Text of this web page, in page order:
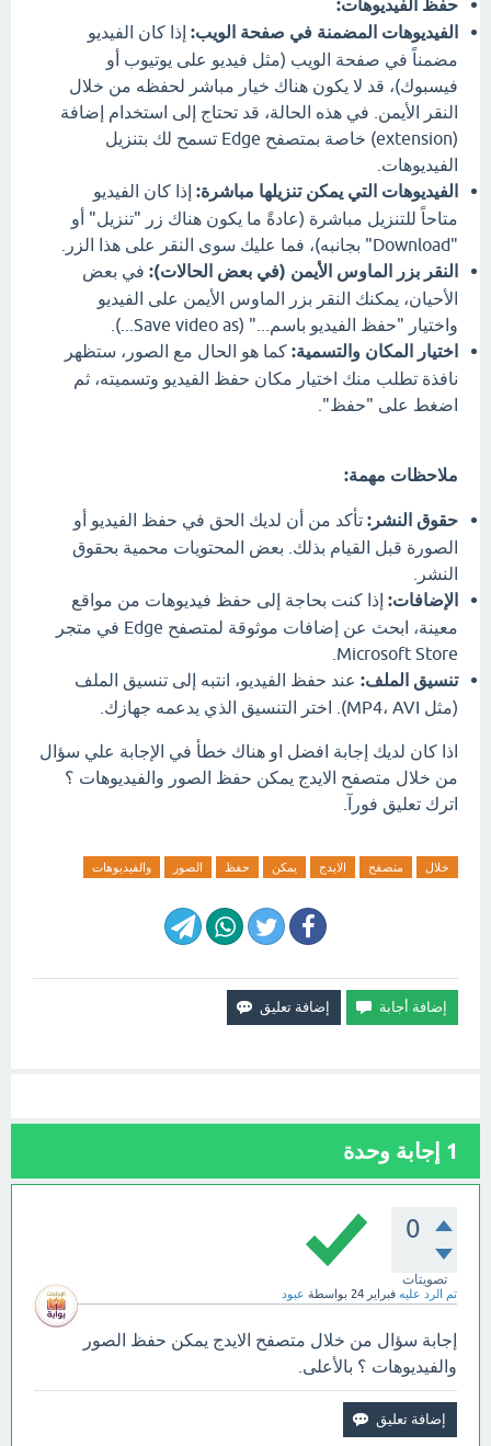
حفظ الفيديوهات:
الفيديوهات المضمنة في صفحة الويب: إذا كان الفيديو
مضمناً في صفحة الويب (مثل فيديو على يوتيوب أو
فيسبوك)، قد لا يكون هناك خيار مباشر لحفظه من خلال
النقر الأيمن. في هذه الحالة، قد تحتاج إلى استخدام إضافة
(extension) خاصة بمتصفح Edge تسمح لك بتنزيل
الفيديوهات.
الفيديوهات التي يمكن تنزيلها مباشرة: إذا كان الفيديو
متاحاً للتنزيل مباشرة (عادةً ما يكون هناك زر "تنزيل" أو
"Download" بجانبه)، فما عليك سوى النقر على هذا الزر.
النقر بزر الماوس الأيمن (في بعض الحالات): في بعض
الأحيان، يمكنك النقر بزر الماوس الأيمن على الفيديو
واختيار "حفظ الفيديو باسم..." (Save video as...).
اختيار المكان والتسمية: كما هو الحال مع الصور، ستظهر
نافذة تطلب منك اختيار مكان حفظ الفيديو وتسميته، ثم
اضغط على "حفظ".
ملاحظات مهمة:
حقوق النشر: تأكد من أن لديك الحق في حفظ الفيديو أو
الصورة قبل القيام بذلك. بعض المحتويات محمية بحقوق
النشر.
الإضافات: إذا كنت بحاجة إلى حفظ فيديوهات من مواقع
معينة، ابحث عن إضافات موثوقة لمتصفح Edge في متجر
Microsoft Store.
تنسيق الملف: عند حفظ الفيديو، انتبه إلى تنسيق الملف
(مثل MP4، AVI). اختر التنسيق الذي يدعمه جهازك.
اذا كان لديك إجابة افضل او هناك خطأ في الإجابة علي سؤال
من خلال متصفح الايدج يمكن حفظ الصور والفيديوهات ؟
اترك تعليق فورآ.
خلال متصفح الايدج يمكن حفظ الصور والفيديوهات
1 إجابة وحدة
0
تصويتات
تم الرد عليه فبراير 24 بواسطة عبود
إجابة سؤال من خلال متصفح الايدج يمكن حفظ الصور
والفيديوهات ؟ بالأعلى.